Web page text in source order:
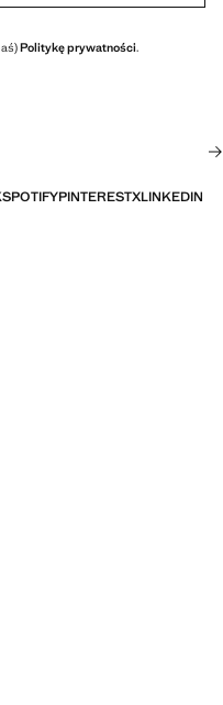
Politykę prywatności.
SPOTIFYPINTERESTXLINKEDIN